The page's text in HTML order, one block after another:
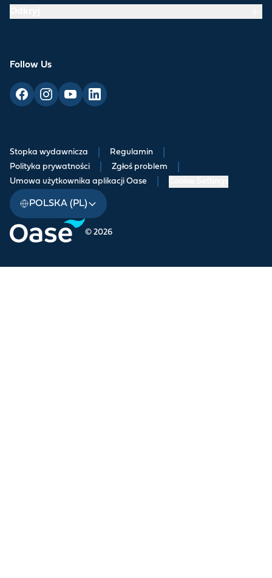
Follow Us
© 2026
Stopka wydawnicza Regulamin
Polityka prywatności Zgłoś problem
Umowa użytkownika aplikacji Oase
POLSKA (PL)